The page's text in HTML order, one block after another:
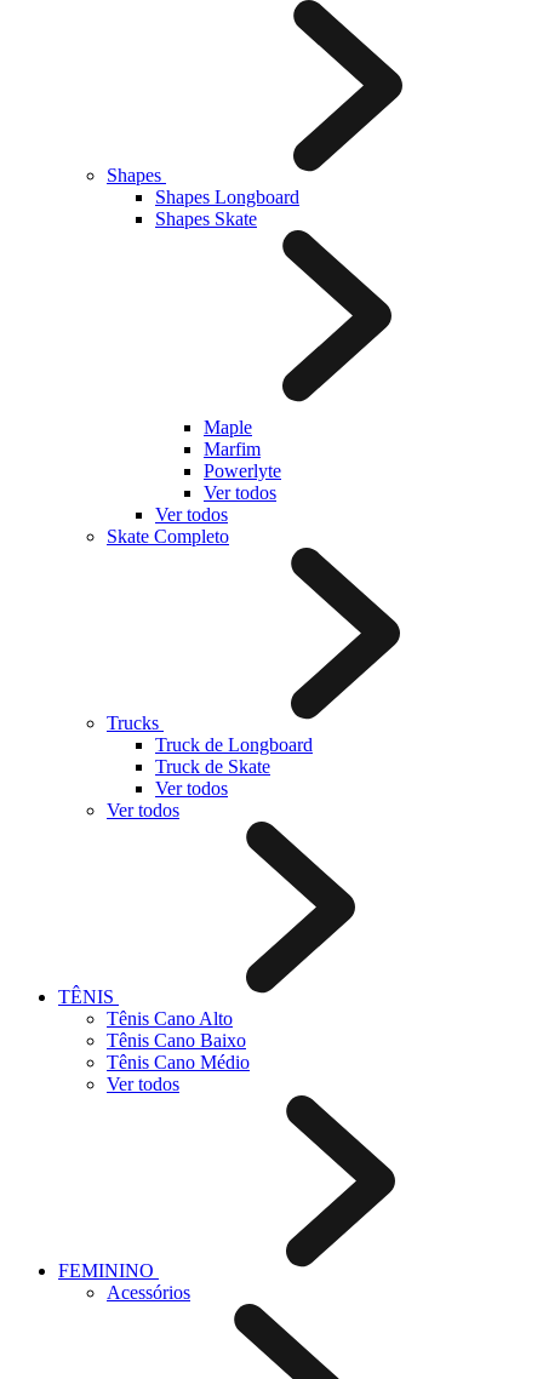
Shapes
Shapes Longboard
Shapes Skate
Maple
Marfim
Powerlyte
Ver todos
Ver todos
Skate Completo
Trucks
Truck de Longboard
Truck de Skate
Ver todos
Ver todos
TÊNIS
Tênis Cano Alto
Tênis Cano Baixo
Tênis Cano Médio
Ver todos
FEMININO
Acessórios